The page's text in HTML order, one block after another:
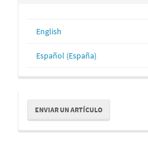
English
Español (España)
Enviar
un
artículo
ENVIAR UN ARTÍCULO